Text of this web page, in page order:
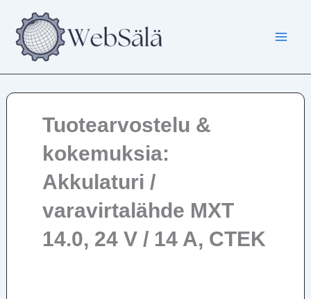
sisältöön
Tuotearvostelu &
kokemuksia:
Akkulaturi /
varavirtalähde MXT
14.0, 24 V / 14 A, CTEK